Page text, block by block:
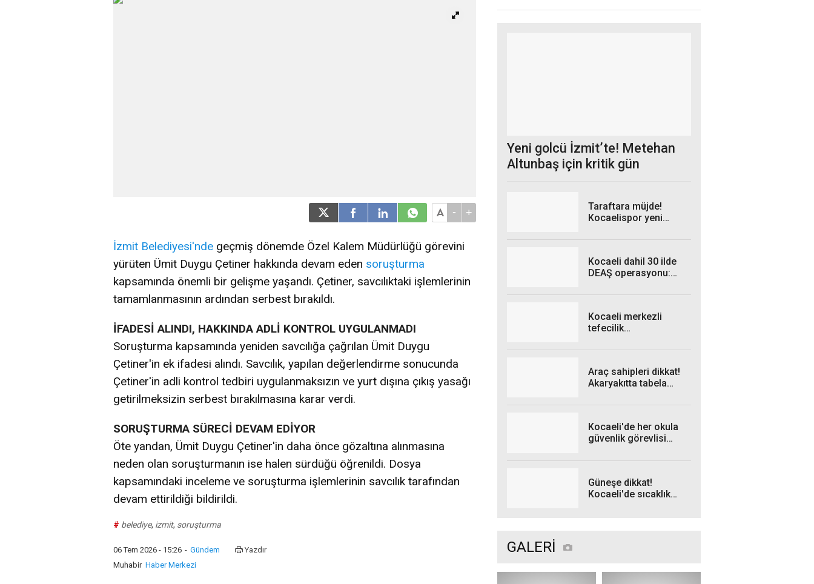
- +
İzmit Belediyesi'nde geçmiş dönemde Özel Kalem Müdürlüğü görevini
yürüten Ümit Duygu Çetiner hakkında devam eden soruşturma
kapsamında önemli bir gelişme yaşandı. Çetiner, savcılıktaki işlemlerinin
tamamlanmasının ardından serbest bırakıldı.
İFADESİ ALINDI, HAKKINDA ADLİ KONTROL UYGULANMADI
Soruşturma kapsamında yeniden savcılığa çağrılan Ümit Duygu
Çetiner'in ek ifadesi alındı. Savcılık, yapılan değerlendirme sonucunda
Çetiner'in adli kontrol tedbiri uygulanmaksızın ve yurt dışına çıkış yasağı
getirilmeksizin serbest bırakılmasına karar verdi.
SORUŞTURMA SÜRECİ DEVAM EDİYOR
Öte yandan, Ümit Duygu Çetiner'in daha önce gözaltına alınmasına
neden olan soruşturmanın ise halen sürdüğü öğrenildi. Dosya
kapsamındaki inceleme ve soruşturma işlemlerinin savcılık tarafından
devam ettirildiği bildirildi.
# belediye, izmit, soruşturma
06 Tem 2026 - 15:26 - Gündem
Yazdır
Muhabir Haber Merkezi
Yeni golcü İzmit’te! Metehan
Altunbaş için kritik gün
Taraftara müjde!
Kocaelispor yeni
Kocaeli dahil 30 ilde
DEAŞ operasyonu:
Kocaeli merkezli
tefecilik
Araç sahipleri dikkat!
Akaryakıtta tabela
Kocaeli'de her okula
güvenlik görevlisi
Güneşe dikkat!
Kocaeli'de sıcaklık
GALERİ